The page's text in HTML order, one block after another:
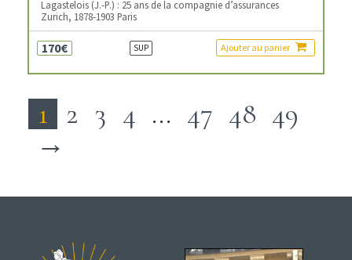
Lagastelois (J.-P.) : 25 ans de la compagnie d’assurances
Zurich, 1878-1903 Paris
170€ SUP Ajouter au panier
1 2 3 4 … 47 48 49
→